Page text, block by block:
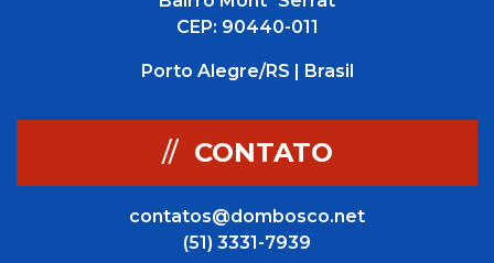
CEP: 90440-011
Porto Alegre/RS | Brasil
// CONTATO
contatos@dombosco.net
(51) 3331-7939